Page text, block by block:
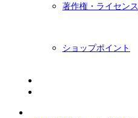
著作権・ライセンス
ショップポイント